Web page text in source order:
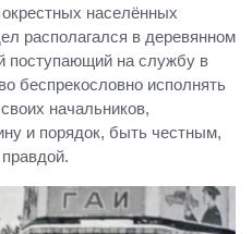
населённых
располагался в деревянном
поступающий на службу в
беспрекословно исполнять
начальников,
и порядок, быть честным,